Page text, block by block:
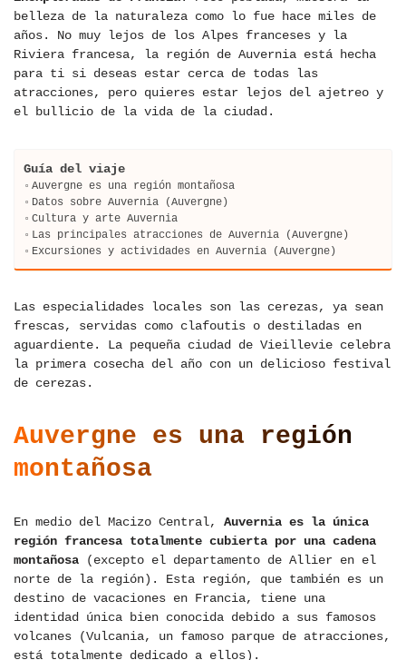
belleza de la naturaleza como lo fue hace miles de
años. No muy lejos de los Alpes franceses y la
Riviera francesa, la región de Auvernia está hecha
para ti si deseas estar cerca de todas las
atracciones, pero quieres estar lejos del ajetreo y
el bullicio de la vida de la ciudad.
Guía del viaje
Auvergne es una región montañosa
Datos sobre Auvernia (Auvergne)
Cultura y arte Auvernia
Las principales atracciones de Auvernia (Auvergne)
Excursiones y actividades en Auvernia (Auvergne)
Las especialidades locales son las cerezas, ya sean
frescas, servidas como clafoutis o destiladas en
aguardiente. La pequeña ciudad de Vieillevie celebra
la primera cosecha del año con un delicioso festival
de cerezas.
Auvergne es una región
montañosa
En medio del Macizo Central, Auvernia es la única
región francesa totalmente cubierta por una cadena
montañosa (excepto el departamento de Allier en el
norte de la región). Esta región, que también es un
destino de vacaciones en Francia, tiene una
identidad única bien conocida debido a sus famosos
volcanes (Vulcania, un famoso parque de atracciones,
está totalmente dedicado a ellos).